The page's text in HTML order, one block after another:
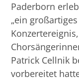
Paderborn
„ein
Patrick Cellnik
vorbereitet